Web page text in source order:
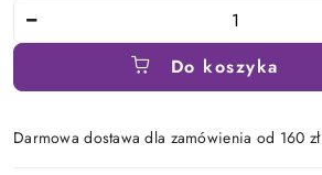
Do koszyka
Darmowa dostawa dla zamówienia od 160 zł